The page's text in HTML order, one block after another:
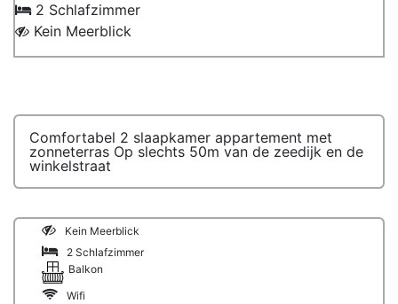
2 Schlafzimmer
Kein Meerblick
Comfortabel 2 slaapkamer appartement met
zonneterras Op slechts 50m van de zeedijk en de
winkelstraat
Kein Meerblick
2 Schlafzimmer
Balkon
Wifi